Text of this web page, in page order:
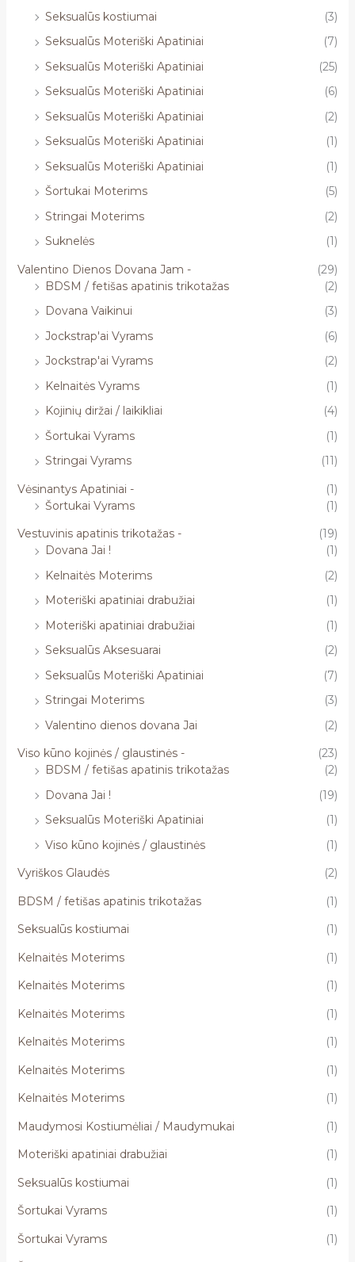
Seksualūs kostiumai
(3)
Seksualūs Moteriški Apatiniai
(7)
Seksualūs Moteriški Apatiniai
(25)
Seksualūs Moteriški Apatiniai
(6)
Seksualūs Moteriški Apatiniai
(2)
Seksualūs Moteriški Apatiniai
(1)
Seksualūs Moteriški Apatiniai
(1)
Šortukai Moterims
(5)
Stringai Moterims
(2)
Suknelės
(1)
Valentino Dienos Dovana Jam -
(29)
BDSM / fetišas apatinis trikotažas
(2)
Dovana Vaikinui
(3)
Jockstrap'ai Vyrams
(6)
Jockstrap'ai Vyrams
(2)
Kelnaitės Vyrams
(1)
Kojinių diržai / laikikliai
(4)
Šortukai Vyrams
(1)
Stringai Vyrams
(11)
Vėsinantys Apatiniai -
(1)
Šortukai Vyrams
(1)
Vestuvinis apatinis trikotažas -
(19)
Dovana Jai !
(1)
Kelnaitės Moterims
(2)
Moteriški apatiniai drabužiai
(1)
Moteriški apatiniai drabužiai
(1)
Seksualūs Aksesuarai
(2)
Seksualūs Moteriški Apatiniai
(7)
Stringai Moterims
(3)
Valentino dienos dovana Jai
(2)
Viso kūno kojinės / glaustinės -
(23)
BDSM / fetišas apatinis trikotažas
(2)
Dovana Jai !
(19)
Seksualūs Moteriški Apatiniai
(1)
Viso kūno kojinės / glaustinės
(1)
Vyriškos Glaudės
(2)
BDSM / fetišas apatinis trikotažas
(1)
Seksualūs kostiumai
(1)
Kelnaitės Moterims
(1)
Kelnaitės Moterims
(1)
Kelnaitės Moterims
(1)
Kelnaitės Moterims
(1)
Kelnaitės Moterims
(1)
Kelnaitės Moterims
(1)
Maudymosi Kostiumėliai / Maudymukai
(1)
Moteriški apatiniai drabužiai
(1)
Seksualūs kostiumai
(1)
Šortukai Vyrams
(1)
Šortukai Vyrams
(1)